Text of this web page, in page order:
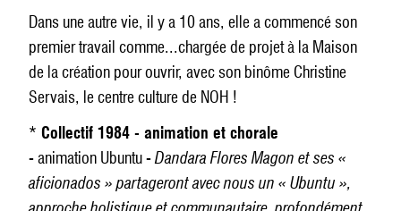
Dans une autre vie, il y a 10 ans, elle a commencé son
premier travail comme...chargée de projet à la Maison
de la création pour ouvrir, avec son binôme Christine
Servais, le centre culture de NOH !
* Collectif 1984 - animation et chorale
- animation Ubuntu -Dandara Flores Magon et ses «
aficionados » partageront avec nous un « Ubuntu »,